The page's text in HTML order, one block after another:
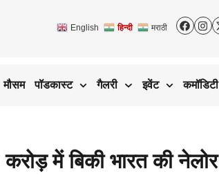
English हिन्दी मराठी
मौसम पॉडकास्ट गैलरी इवेंट कमॉडिटी
में बिकी भारत की नेलोर